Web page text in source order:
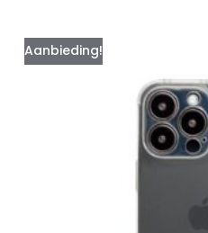
Aanbieding!